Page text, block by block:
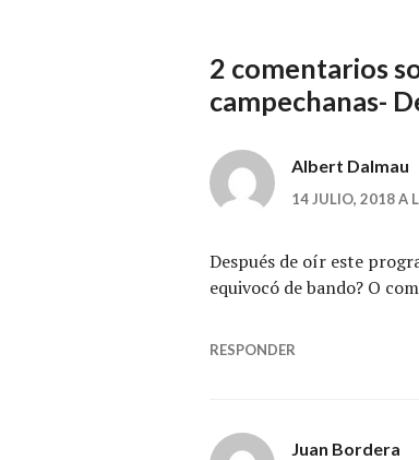
2 comentarios
campechanas-
Albert Dalmau
14 JULIO, 2018 A
Después de oír este
equivocó de bando? O
RESPONDER
Juan Bordera